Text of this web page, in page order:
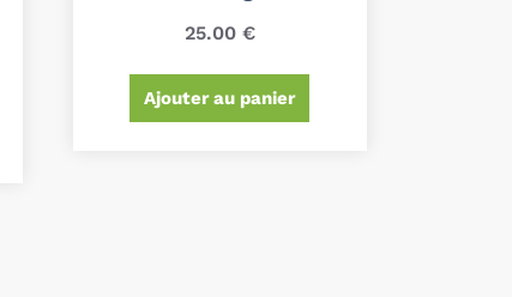
25.00 €
Ajouter au panier